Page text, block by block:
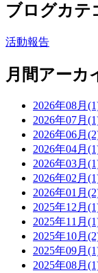
ブログカテ
活動報告
月間アーカ
2026年08月
2026年07月
2026年06月
2026年04月
2026年03月
2026年02月
2026年01月
2025年12月
2025年11月
2025年10月
2025年09月
2025年08月